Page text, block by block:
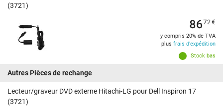
(3721)
Stock bas
8672€
y compris 20% de TVA
plus frais d'expédition
Autres Pièces de rechange
Lecteur/graveur DVD externe Hitachi-LG pour Dell Inspiron 17
(3721)